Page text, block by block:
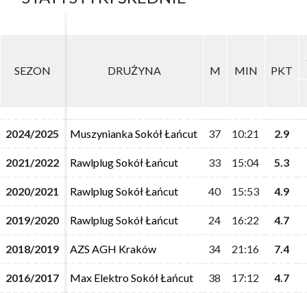
SEZON DRUŻYNA M MIN PKT
2024/2025 Muszynianka Sokół Łańcut 37 10:21 2.9
2021/2022 Rawlplug Sokół Łańcut 33 15:04 5.3
2020/2021 Rawlplug Sokół Łańcut 40 15:53 4.9
2019/2020 Rawlplug Sokół Łańcut 24 16:22 4.7
2018/2019 AZS AGH Kraków 34 21:16 7.4
2016/2017 Max Elektro Sokół Łańcut 38 17:12 4.7
SEZON DRUŻYNA M MIN PKT
2024/2025 Muszynianka Sokół Łańcut 37 10:21 2.9
2021/2022 Rawlplug Sokół Łańcut 33 15:04 5.3
2020/2021 Rawlplug Sokół Łańcut 40 15:53 4.9
2019/2020 Rawlplug Sokół Łańcut 24 16:22 4.7
2018/2019 AZS AGH Kraków 34 21:16 7.4
2016/2017 Max Elektro Sokół Łańcut 38 17:12 4.7